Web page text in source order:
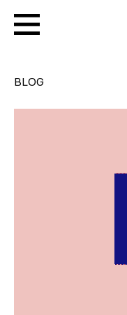
BLOG